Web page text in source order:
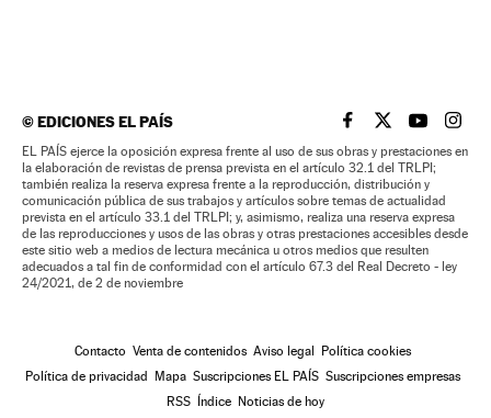
©EDICIONES EL PAÍS EL PAÍS BRASIL EN
EL PAÍSEL PAÍS
EL
EL PAÍS ejerce la oposición expresa frente al uso de sus obras y prestaciones en
la elaboración de revistas de prensa prevista en el artículo 32.1 del TRLPI;
también realiza la reserva expresa frente a la reproducción, distribución y
comunicación pública de sus trabajos y artículos sobre temas de actualidad
prevista en el artículo 33.1 del TRLPI; y, asimismo, realiza una reserva expresa
de las reproducciones y usos de las obras y otras prestaciones accesibles desde
este sitio web a medios de lectura mecánica u otros medios que resulten
adecuados a tal fin de conformidad con el artículo 67.3 del Real Decreto - ley
24/2021, de 2 de noviembre
Contacto Venta de contenidos Aviso legal
Política cookies
Política de privacidad
Mapa Suscripciones EL PAÍS Suscripciones empresas
RSS
Índice Noticias de hoy